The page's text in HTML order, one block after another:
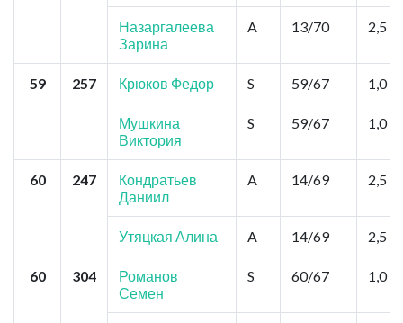
Назаргалеева
Зарина
A 13/70 2,5
59 257 Крюков Федор S 59/67 1,0
Мушкина
Виктория
S 59/67 1,0
60 247
Кондратьев
Даниил
A 14/69 2,5
Утяцкая Алина A 14/69 2,5
60 304
Романов
Семен
S 60/67 1,0